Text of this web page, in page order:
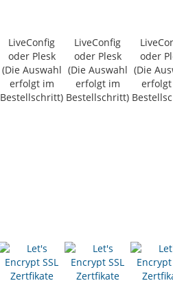
LiveConfig
oder Plesk
(Die Auswahl
erfolgt im
Bestellschritt)
LiveConfig
oder Plesk
(Die Auswahl
erfolgt im
Bestellschritt)
oder
(Die